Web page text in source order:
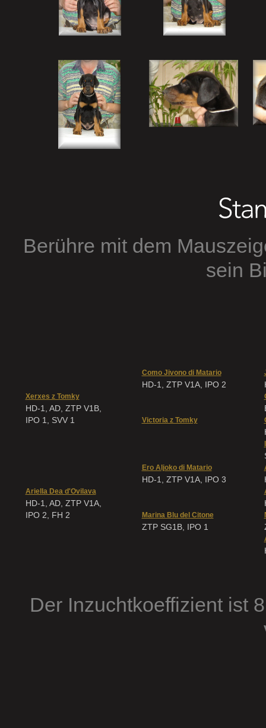
Berühre mit dem
sein
Xerxes z Tomky
HD-1, AD, ZTP V1B,
IPO 1, SVV 1
Como Jivono di Matario
HD-1, ZTP V1A, IPO 2
Victoria z Tomky
Ariella Dea d'Ovilava
HD-1, AD, ZTP V1A,
IPO 2, FH 2
Ero Aljoko di Matario
HD-1, ZTP V1A, IPO 3
Marina Blu del Citone
ZTP SG1B, IPO 1
Der Inzuchtkoeffizient ist